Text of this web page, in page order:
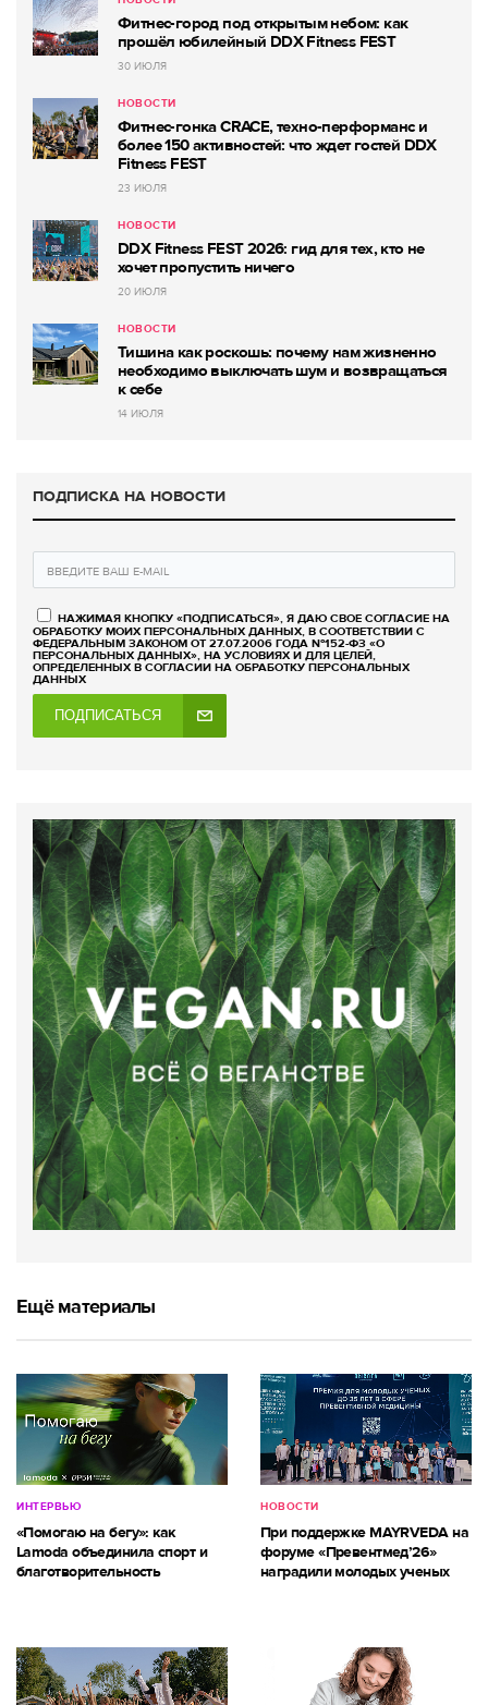
Фитнес-город под открытым небом: как
прошёл юбилейный DDX Fitness FEST
30 ИЮЛЯ
НОВОСТИ
Фитнес-гонка CRACE, техно-перформанс и
более 150 активностей: что ждет гостей DDX
Fitness FEST
23 ИЮЛЯ
НОВОСТИ
DDX Fitness FEST 2026: гид для тех, кто не
хочет пропустить ничего
20 ИЮЛЯ
НОВОСТИ
Тишина как роскошь: почему нам жизненно
необходимо выключать шум и возвращаться
к себе
14 ИЮЛЯ
ПОДПИСКА НА НОВОСТИ
НАЖИМАЯ КНОПКУ «ПОДПИСАТЬСЯ», Я ДАЮ СВОЕ СОГЛАСИЕ НА
ОБРАБОТКУ МОИХ ПЕРСОНАЛЬНЫХ ДАННЫХ, В СООТВЕТСТВИИ С
ФЕДЕРАЛЬНЫМ ЗАКОНОМ ОТ 27.07.2006 ГОДА №152-ФЗ «О
ПЕРСОНАЛЬНЫХ ДАННЫХ», НА УСЛОВИЯХ И ДЛЯ ЦЕЛЕЙ,
ОПРЕДЕЛЕННЫХ В СОГЛАСИИ НА ОБРАБОТКУ ПЕРСОНАЛЬНЫХ
ДАННЫХ
ПОДПИСАТЬСЯ
Ещё материалы
ИНТЕРВЬЮ
«Помогаю на бегу»: как
Lamoda объединила спорт и
благотворительность
НОВОСТИ
При поддержке MAYRVEDA на
форуме «Превентмед’26»
наградили молодых ученых